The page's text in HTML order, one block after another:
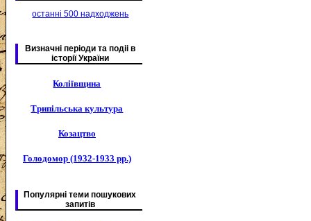
останні 500 надходжень
Визначні періоди та подіі в
історії України
Коліївщина
Трипільська культура
Козацтво
Голодомор (1932-1933 рр.)
Популярні теми пошукових
запитів